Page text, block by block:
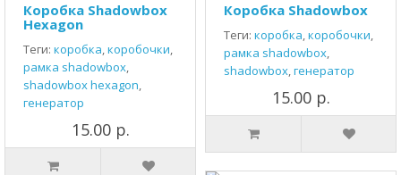
Коробка Shadowbox
Hexagon
Теги: коробка,коробочки,
рамка shadowbox,
shadowbox hexagon,
генератор
15.00 р.
Коробка Shadowbox
Теги: коробка,коробочки,
рамка shadowbox,
shadowbox,генератор
15.00 р.